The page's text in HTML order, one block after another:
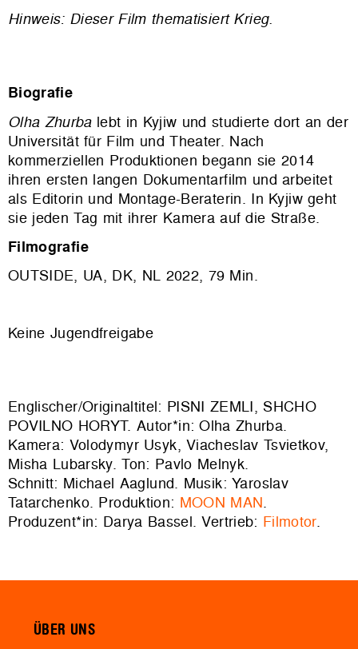
Hinweis: Dieser Film thematisiert Krieg.
Biografie
Olha Zhurbalebt in Kyjiw und studierte dort an der
Universität für Film und Theater. Nach
kommerziellen Produktionen begann sie 2014
ihren ersten langen Dokumentarfilm und arbeitet
als Editorin und Montage-Beraterin. In Kyjiwgeht
sie jeden Tag mit ihrer Kamera auf die Straße.
Filmografie
OUTSIDE, UA, DK, NL 2022, 79 Min.
Keine Jugendfreigabe
Englischer/Originaltitel: PISNI ZEMLI, SHCHO
POVILNO HORYT. Autor*in: Olha Zhurba.
Kamera: Volodymyr Usyk, Viacheslav Tsvietkov,
Misha Lubarsky. Ton: Pavlo Melnyk.
Schnitt: Michael Aaglund. Musik: Yaroslav
Tatarchenko. Produktion: MOON MAN.
Produzent*in: Darya Bassel. Vertrieb: Filmotor.
ÜBER UNS